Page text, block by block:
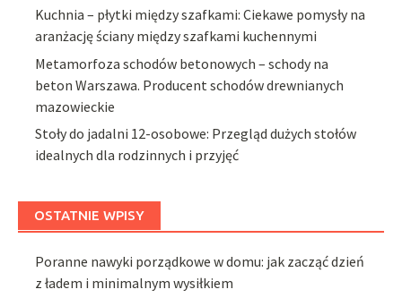
Kuchnia – płytki między szafkami: Ciekawe pomysły na
aranżację ściany między szafkami kuchennymi
Metamorfoza schodów betonowych – schody na
beton Warszawa. Producent schodów drewnianych
mazowieckie
Stoły do jadalni 12-osobowe: Przegląd dużych stołów
idealnych dla rodzinnych i przyjęć
OSTATNIE WPISY
Poranne nawyki porządkowe w domu: jak zacząć dzień
z ładem i minimalnym wysiłkiem